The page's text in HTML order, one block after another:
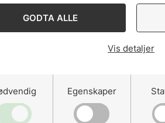
GODTA ALLE
Vis detaljer
Egenskaper